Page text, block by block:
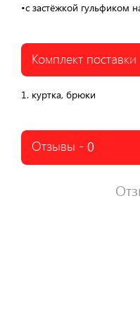
•с застёжкой гульфиком
Комплект поставки
1. куртка, брюки
Отзывы - 0